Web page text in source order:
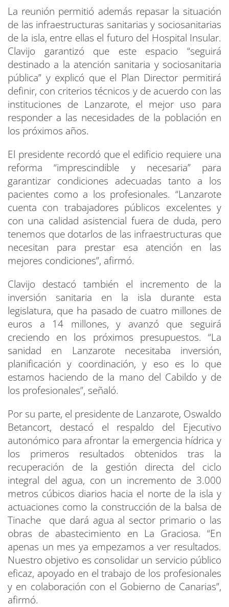
La reunión permitió además repasar la situación
de las infraestructuras sanitarias y sociosanitarias
de la isla, entre ellas el futuro del Hospital Insular.
Clavijo garantizó que este espacio “seguirá
destinado a la atención sanitaria y sociosanitaria
pública” y explicó que el Plan Director permitirá
definir, con criterios técnicos y de acuerdo con las
instituciones de Lanzarote, el mejor uso para
responder a las necesidades de la población en
los próximos años.
El presidente recordó que el edificio requiere una
reforma “imprescindible y necesaria” para
garantizar condiciones adecuadas tanto a los
pacientes como a los profesionales. “Lanzarote
cuenta con trabajadores públicos excelentes y
con una calidad asistencial fuera de duda, pero
tenemos que dotarlos de las infraestructuras que
necesitan para prestar esa atención en las
mejores condiciones”, afirmó.
Clavijo destacó también el incremento de la
inversión sanitaria en la isla durante esta
legislatura, que ha pasado de cuatro millones de
euros a 14 millones, y avanzó que seguirá
creciendo en los próximos presupuestos. “La
sanidad en Lanzarote necesitaba inversión,
planificación y coordinación, y eso es lo que
estamos haciendo de la mano del Cabildo y de
los profesionales”, señaló.
Por su parte, el presidente de Lanzarote, Oswaldo
Betancort, destacó el respaldo del Ejecutivo
autonómico para afrontar la emergencia hídrica y
los primeros resultados obtenidos tras la
recuperación de la gestión directa del ciclo
integral del agua, con un incremento de 3.000
metros cúbicos diarios hacia el norte de la isla y
actuaciones como la construcción de la balsa de
Tinache que dará agua al sector primario o las
obras de abastecimiento en La Graciosa. “En
apenas un mes ya empezamos a ver resultados.
Nuestro objetivo es consolidar un servicio público
eficaz, apoyado en el trabajo de los profesionales
y en colaboración con el Gobierno de Canarias”,
afirmó.